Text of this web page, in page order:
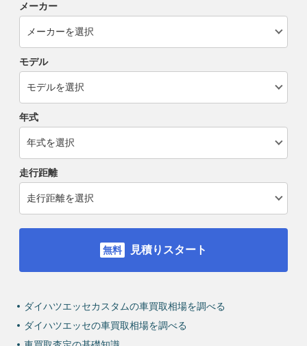
メーカー
モデル
年式
走行距離
見積りスタート
ダイハツエッセカスタムの車買取相場を調べる
ダイハツエッセの車買取相場を調べる